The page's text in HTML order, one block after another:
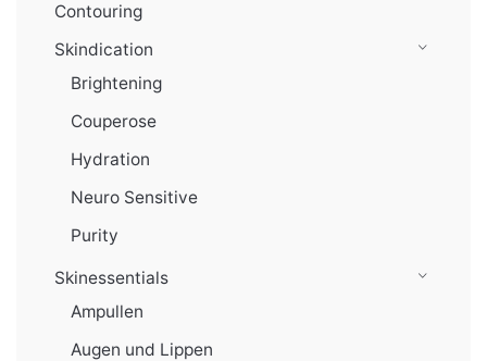
Contouring
Skindication
Brightening
Couperose
Hydration
Neuro Sensitive
Purity
Skinessentials
Ampullen
Augen und Lippen